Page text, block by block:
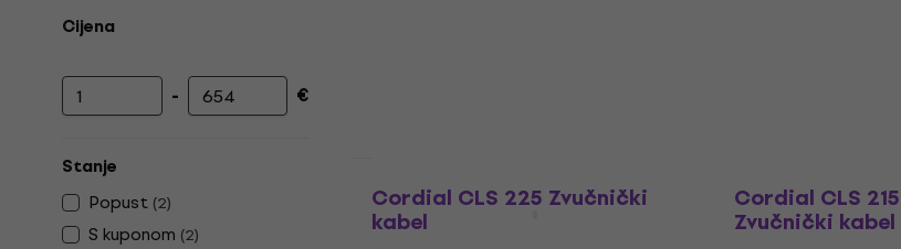
Cijena
Najniža cijena
- Najviša cijena
€
Stanje
Popust (2)
S kuponom (2)
Cordial CLS 225 Zvučnički
kabel
Cordial CLS
Zvučnički kabel